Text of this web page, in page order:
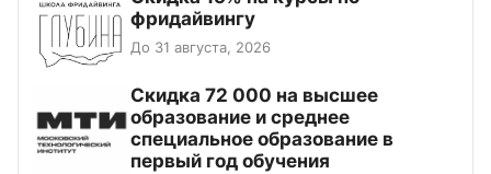
фридайвингу
До 31 августа, 2026
Скидка 72 000 на высшее
образование и среднее
специальное образование в
первый год обучения